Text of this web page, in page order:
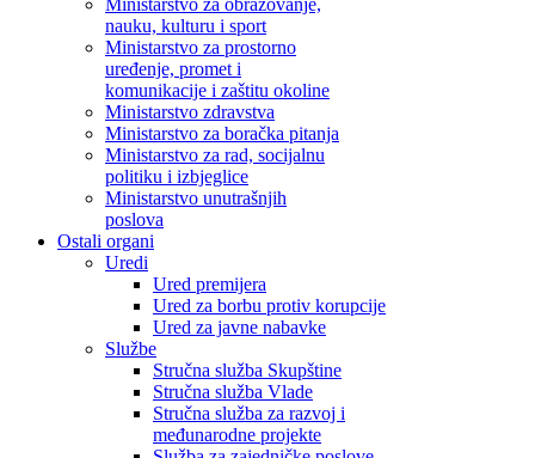
Ministarstvo za obrazovanje,
nauku, kulturu i sport
Ministarstvo za prostorno
uređenje, promet i
komunikacije i zaštitu okoline
Ministarstvo zdravstva
Ministarstvo za boračka pitanja
Ministarstvo za rad, socijalnu
politiku i izbjeglice
Ministarstvo unutrašnjih
poslova
Ostali organi
Uredi
Ured premijera
Ured za borbu protiv korupcije
Ured za javne nabavke
Službe
Stručna služba Skupštine
Stručna služba Vlade
Stručna služba za razvoj i
međunarodne projekte